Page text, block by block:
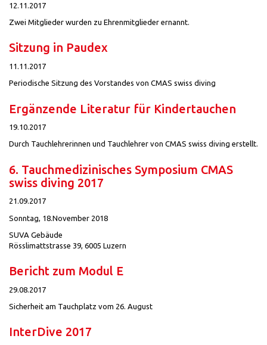
12.11.2017
Zwei Mitglieder wurden zu Ehrenmitglieder ernannt.
Sitzung in Paudex
11.11.2017
Periodische Sitzung des Vorstandes von CMAS swiss diving
Ergänzende Literatur für Kindertauchen
19.10.2017
Durch Tauchlehrerinnen und Tauchlehrer von CMAS swiss diving erstellt.
6. Tauchmedizinisches Symposium CMAS
swiss diving 2017
21.09.2017
Sonntag, 18.November 2018
SUVA Gebäude
Rösslimattstrasse 39, 6005 Luzern
Bericht zum Modul E
29.08.2017
Sicherheit am Tauchplatz vom 26. August
InterDive 2017